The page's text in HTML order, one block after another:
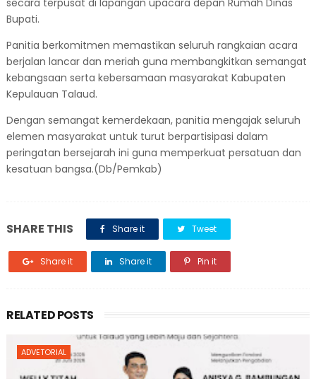
secara terpusat di lapangan upacara depan Rumah Dinas
Bupati.
Panitia berkomitmen memastikan seluruh rangkaian acara
berjalan lancar dan meriah guna membangkitkan semangat
kebangsaan serta kebersamaan masyarakat Kabupaten
Kepulauan Talaud.
Dengan semangat kemerdekaan, panitia mengajak seluruh
elemen masyarakat untuk turut berpartisipasi dalam
peringatan bersejarah ini guna memperkuat persatuan dan
kesatuan bangsa.(Db/Pemkab)
SHARE THIS Share it Tweet
Share it Share it Pin it
RELATED POSTS
ADVETORIAL